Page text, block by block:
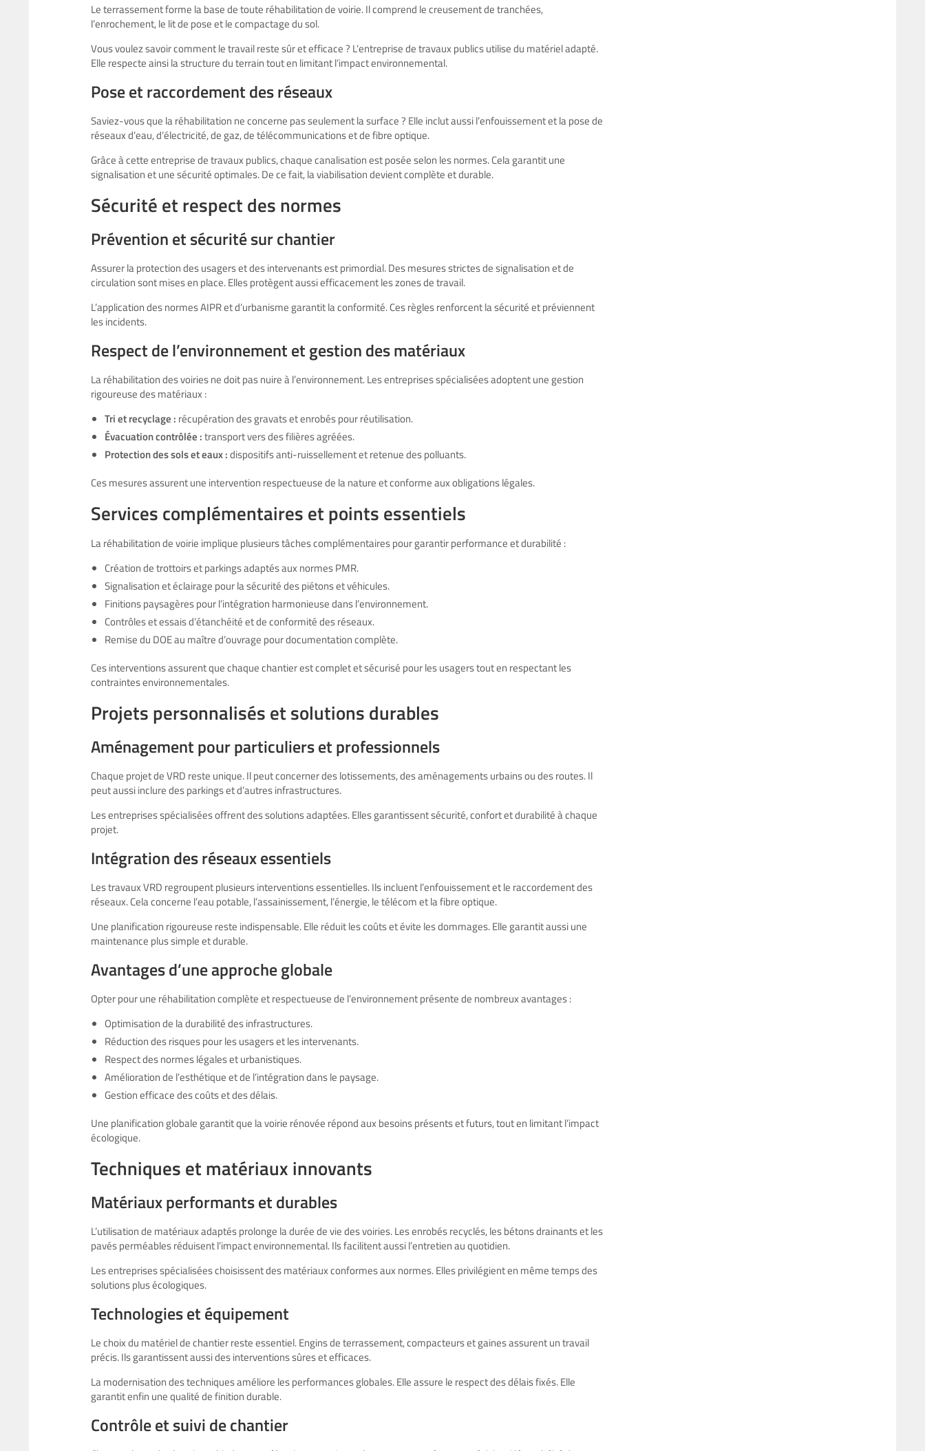
Le terrassement forme la base de toute réhabilitation de voirie. Il comprend le creusement de tranchées,
l’enrochement, le lit de pose et le compactage du sol.
Vous voulez savoir comment le travail reste sûr et efficace ? L’entreprise de travaux publics utilise du matériel adapté.
Elle respecte ainsi la structure du terrain tout en limitant l’impact environnemental.
Pose et raccordement des réseaux
Saviez-vous que la réhabilitation ne concerne pas seulement la surface ? Elle inclut aussi l’enfouissement et la pose de
réseaux d’eau, d’électricité, de gaz, de télécommunications et de fibre optique.
Grâce à cette entreprise de travaux publics, chaque canalisation est posée selon les normes. Cela garantit une
signalisation et une sécurité optimales. De ce fait, la viabilisation devient complète et durable.
Sécurité et respect des normes
Prévention et sécurité sur chantier
Assurer la protection des usagers et des intervenants est primordial. Des mesures strictes de signalisation et de
circulation sont mises en place. Elles protègent aussi efficacement les zones de travail.
L’application des normes AIPR et d’urbanisme garantit la conformité. Ces règles renforcent la sécurité et préviennent
les incidents.
Respect de l’environnement et gestion des matériaux
La réhabilitation des voiries ne doit pas nuire à l’environnement. Les entreprises spécialisées adoptent une gestion
rigoureuse des matériaux :
Tri et recyclage : récupération des gravats et enrobés pour réutilisation.
Évacuation contrôlée :transport vers des filières agréées.
Protection des sols et eaux :dispositifs anti-ruissellement et retenue des polluants.
Ces mesures assurent une intervention respectueuse de la nature et conforme aux obligations légales.
Services complémentaires et points essentiels
La réhabilitation de voirie implique plusieurs tâches complémentaires pour garantir performance et durabilité :
Création de trottoirs et parkings adaptés aux normes PMR.
Signalisation et éclairage pour la sécurité des piétons et véhicules.
Finitions paysagères pour l’intégration harmonieuse dans l’environnement.
Contrôles et essais d’étanchéité et de conformité des réseaux.
Remise du DOE au maître d’ouvrage pour documentation complète.
Ces interventions assurent que chaque chantier est complet et sécurisé pour les usagers tout en respectant les
contraintes environnementales.
Projets personnalisés et solutions durables
Aménagement pour particuliers et professionnels
Chaque projet de VRD reste unique. Il peut concerner des lotissements, des aménagements urbains ou des routes. Il
peut aussi inclure des parkings et d’autres infrastructures.
Les entreprises spécialisées offrent des solutions adaptées. Elles garantissent sécurité, confort et durabilité à chaque
projet.
Intégration des réseaux essentiels
Les travaux VRD regroupent plusieurs interventions essentielles. Ils incluent l’enfouissement et le raccordement des
réseaux. Cela concerne l’eau potable, l’assainissement, l’énergie, le télécom et la fibre optique.
Une planification rigoureuse reste indispensable. Elle réduit les coûts et évite les dommages. Elle garantit aussi une
maintenance plus simple et durable.
Avantages d’une approche globale
Opter pour une réhabilitation complète et respectueuse de l’environnement présente de nombreux avantages :
Optimisation de la durabilité des infrastructures.
Réduction des risques pour les usagers et les intervenants.
Respect des normes légales et urbanistiques.
Amélioration de l’esthétique et de l’intégration dans le paysage.
Gestion efficace des coûts et des délais.
Une planification globale garantit que la voirie rénovée répond aux besoins présents et futurs, tout en limitant l’impact
écologique.
Techniques et matériaux innovants
Matériaux performants et durables
L’utilisation de matériaux adaptés prolonge la durée de vie des voiries. Les enrobés recyclés, les bétons drainants et les
pavés perméables réduisent l’impact environnemental. Ils facilitent aussi l’entretien au quotidien.
Les entreprises spécialisées choisissent des matériaux conformes aux normes. Elles privilégient en même temps des
solutions plus écologiques.
Technologies et équipement
Le choix du matériel de chantier reste essentiel. Engins de terrassement, compacteurs et gaines assurent un travail
précis. Ils garantissent aussi des interventions sûres et efficaces.
La modernisation des techniques améliore les performances globales. Elle assure le respect des délais fixés. Elle
garantit enfin une qualité de finition durable.
Contrôle et suivi de chantier